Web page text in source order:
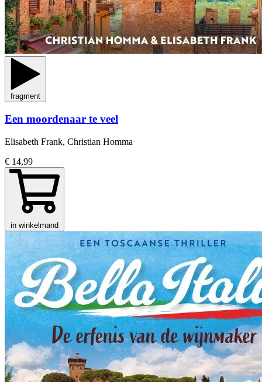
fragment
Een moordenaar te veel
Elisabeth Frank, Christian Homma
€ 14,99
in winkelmand